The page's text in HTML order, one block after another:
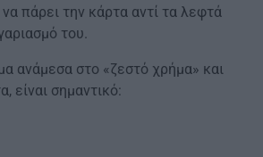
πάρει την κάρτα αντί τα λεφτά
του.
ανάμεσα στο «ζεστό χρήμα» και
είναι σημαντικό: